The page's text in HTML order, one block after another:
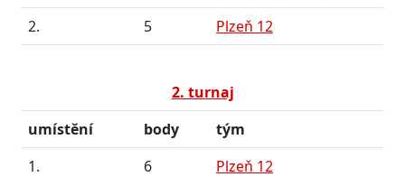
2.
5 Plzeň 12
2. turnaj
umístění
body
tým
1.
6
Plzeň 12